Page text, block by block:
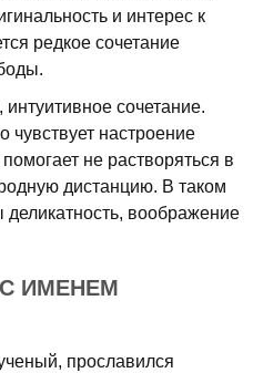
и интерес к
редкое сочетание
интуитивное сочетание.
чувствует настроение
не растворяться в
дистанцию. В таком
воображение
ИМЕНЕМ
прославился